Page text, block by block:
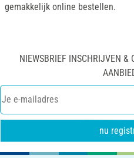
gemakkelijk online bestellen.
NIEWSBRIEF INSCHRIJVEN &
nu